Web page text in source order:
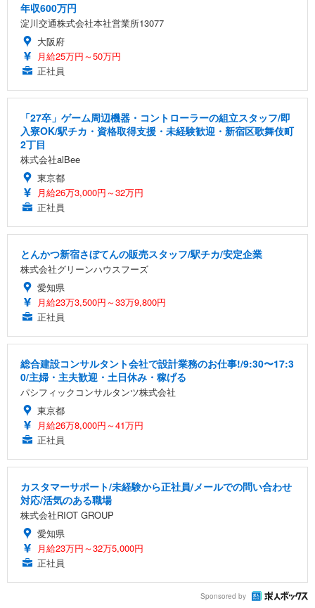
年収600万円
淀川交通株式会社本社営業所13077
大阪府
月給25万円～50万円
正社員
「27卒」ゲーム周辺機器・コントローラーの組立スタッフ/即
入寮OK/駅チカ・資格取得支援・未経験歓迎・新宿区歌舞伎町
2丁目
株式会社alBee
東京都
月給26万3,000円～32万円
正社員
とんかつ新宿さぼてんの販売スタッフ/駅チカ/安定企業
株式会社グリーンハウスフーズ
愛知県
月給23万3,500円～33万9,800円
正社員
総合建設コンサルタント会社で設計業務のお仕事!/9:30〜17:3
0/主婦・主夫歓迎・土日休み・稼げる
パシフィックコンサルタンツ株式会社
東京都
月給26万8,000円～41万円
正社員
カスタマーサポート/未経験から正社員/メールでの問い合わせ
対応/活気のある職場
株式会社RIOT GROUP
愛知県
月給23万円～32万5,000円
正社員
Sponsored by